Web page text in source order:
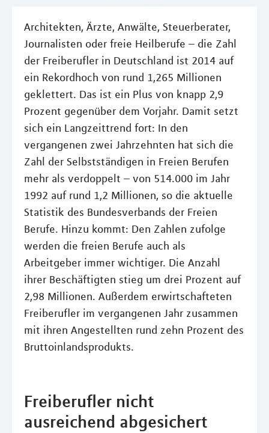
Architekten, Ärzte, Anwälte, Steuerberater,
Journalisten oder freie Heilberufe – die Zahl
der Freiberufler in Deutschland ist 2014 auf
ein Rekordhoch von rund 1,265 Millionen
geklettert. Das ist ein Plus von knapp 2,9
Prozent gegenüber dem Vorjahr. Damit setzt
sich ein Langzeittrend fort: In den
vergangenen zwei Jahrzehnten hat sich die
Zahl der Selbstständigen in Freien Berufen
mehr als verdoppelt – von 514.000 im Jahr
1992 auf rund 1,2 Millionen, so die aktuelle
Statistik des Bundesverbands der Freien
Berufe. Hinzu kommt: Den Zahlen zufolge
werden die freien Berufe auch als
Arbeitgeber immer wichtiger. Die Anzahl
ihrer Beschäftigten stieg um drei Prozent auf
2,98 Millionen. Außerdem erwirtschafteten
Freiberufler im vergangenen Jahr zusammen
mit ihren Angestellten rund zehn Prozent des
Bruttoinlandsprodukts.
Freiberufler nicht
ausreichend abgesichert